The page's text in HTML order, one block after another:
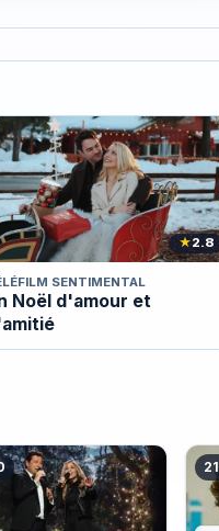
★2.8
SENTIMENTAL
Noël d'amour et